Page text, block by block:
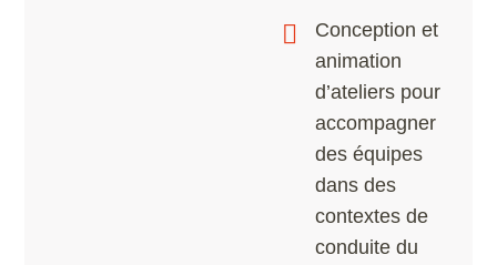
Conception et
animation
d’ateliers pour
accompagner
des équipes
dans des
contextes de
conduite du